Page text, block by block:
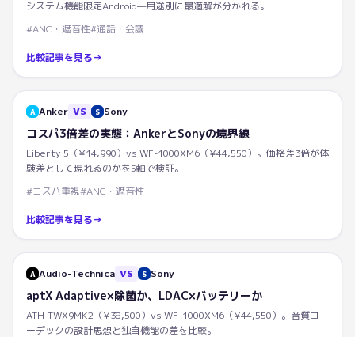
システム機能限定Android—用途別に最適解が分かれる。
#ANC・遮音性#通話・会議
比較記事を見る→
A Anker VS S Sony
コスパ3倍差の実態：AnkerとSonyの境界線
Liberty 5（¥14,990）vs WF-1000XM6（¥44,550）。価格差3倍が体
験差として現れるのかを5軸で検証。
#コスパ重視#ANC・遮音性
比較記事を見る→
A Audio-Technica VS S Sony
aptX Adaptive×除菌か、LDAC×バッテリーか
ATH-TWX9MK2（¥38,500）vs WF-1000XM6（¥44,550）。音質コ
ーデックの設計思想と独自機能の差を比較。